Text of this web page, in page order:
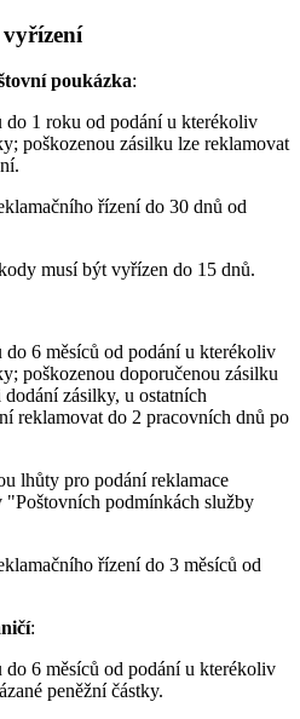
poukázka:
do 1 roku od podání u kterékoliv
poškozenou zásilku lze reklamovat
řízení do 30 dnů od
musí být vyřízen do 15 dnů.
do 6 měsíců od podání u kterékoliv
poškozenou doporučenou zásilku
zásilky, u ostatních
reklamovat do 2 pracovních dnů po
lhůty pro podání reklamace
podmínkách služby
řízení do 3 měsíců od
:
do 6 měsíců od podání u kterékoliv
peněžní částky.